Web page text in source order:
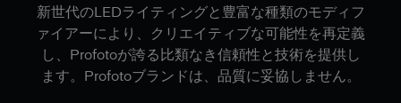
新世代のLEDライティングと豊富な種類のモディフ
ァイアーにより、クリエイティブな可能性を再定義
し、Profotoが誇る比類なき信頼性と技術を提供し
ます。Profotoブランドは、品質に妥協しません。